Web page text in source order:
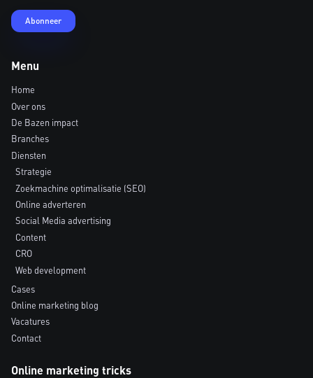
Menu
Home
Over ons
De Bazen impact
Branches
Diensten
Strategie
Zoekmachine optimalisatie (SEO)
Online adverteren
Social Media advertising
Content
CRO
Web development
Cases
Online marketing blog
Vacatures
Contact
Online marketing tricks